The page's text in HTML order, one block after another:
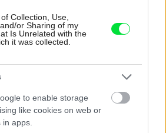
Collection, Use,
or Sharing of my
Is Unrelated with the
it was collected.
to enable storage
like cookies on web or
apps.
ako otvoriť fľašu vína aj